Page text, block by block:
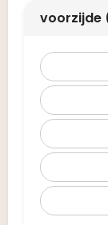
voorzijde